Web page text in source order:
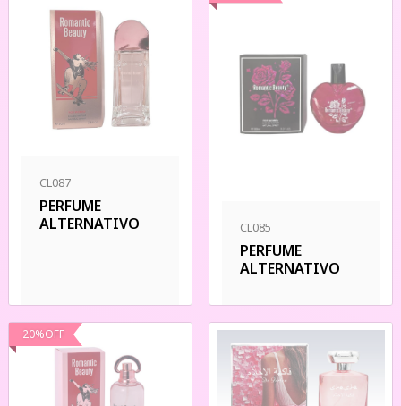
CL087
PERFUME
ALTERNATIVO
CL085
PERFUME
ALTERNATIVO
20%OFF